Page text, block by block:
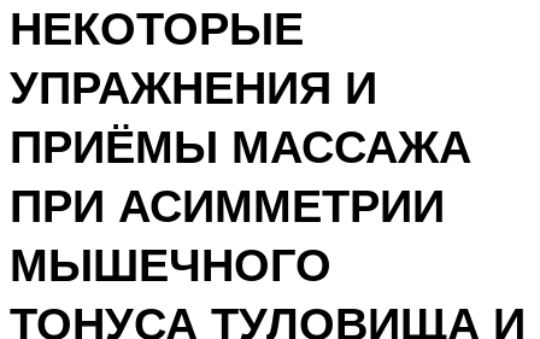
НЕКОТОРЫЕ
УПРАЖНЕНИЯ И
ПРИЁМЫ МАССАЖА
ПРИ АСИММЕТРИИ
МЫШЕЧНОГО
ТОНУСА ТУЛОВИЩА И